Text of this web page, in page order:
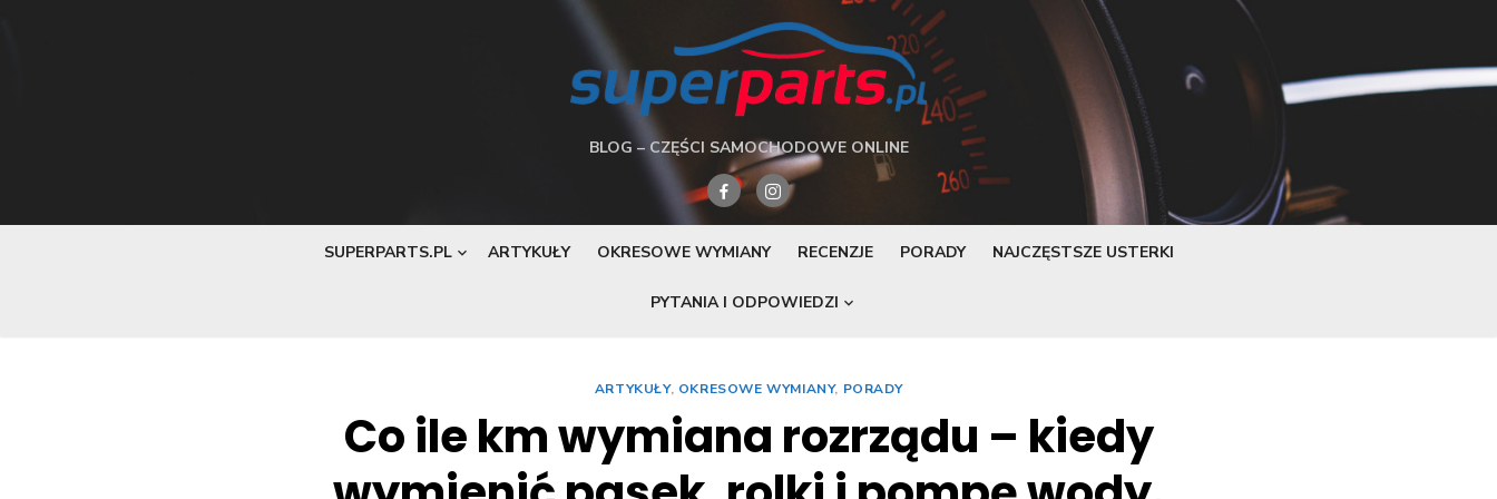
BLOG – CZĘŚCI SAMOCHODOWE ONLINE
SUPERPARTS.PL ARTYKUŁY OKRESOWE WYMIANY RECENZJE PORADY NAJCZĘSTSZE USTERKI
PYTANIA I ODPOWIEDZI
ARTYKUŁY, OKRESOWE WYMIANY, PORADY
Co ile km wymiana rozrządu – kiedy